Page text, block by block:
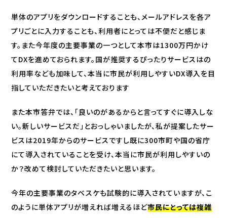
単体のアプリをダウンロードすることも、メールアドレスを各ア
プリごとに入力することも、利用者にとっては不便だと感じま
す。また今年度の主要事業の一つとして本市は1300万円かけ
てDXを進めておられます。国が推奨するぴったりサービスはの
利用率なども加味して、本当に市民が利用しやすいDX導入を目
指していただきたいと考えております
また本市答弁では、「良いのがあるからと言ってすぐに導入しな
い。新しいサービスだ」とおっしゃいましたが、私が提案したサー
ビスは2019年からのサービスですし既に300市町や国の省庁
にて導入されていることを受け、本当に市民が利用しやすいの
か？改めて検討していただきたいと思います。
今年の主要事業のタベスケも試験的に導入されていますが、こ
のように単体アプリが増えれば増えるほど市民にとっては複雑